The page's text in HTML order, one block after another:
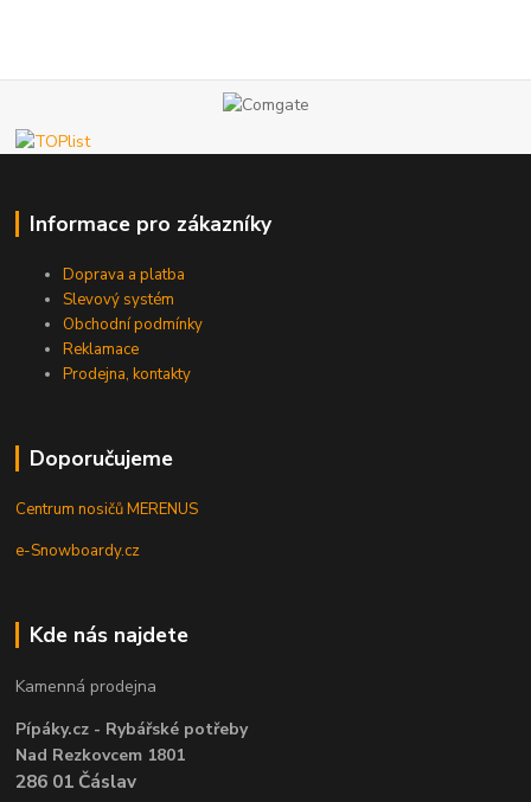
Informace pro zákazníky
Doprava a platba
Slevový systém
Obchodní podmínky
Reklamace
Prodejna, kontakty
Doporučujeme
Centrum nosičů MERENUS
e-Snowboardy.cz
Kde nás najdete
Kamenná prodejna
Pípáky.cz - Rybářské potřeby
Nad Rezkovcem 1801
286 01 Čáslav